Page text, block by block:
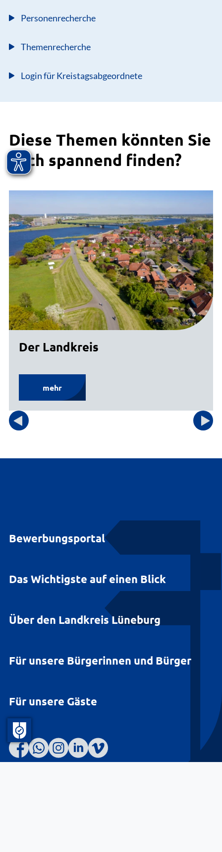
Personenrecherche
Themenrecherche
Login für Kreistagsabgeordnete
Diese Themen könnten Sie
auch spannend finden?
Der Landkreis
mehr
Bewerbungsportal
Das Wichtigste auf einen Blick
Über den Landkreis Lüneburg
Für unsere Bürgerinnen und Bürger
Für unsere Gäste